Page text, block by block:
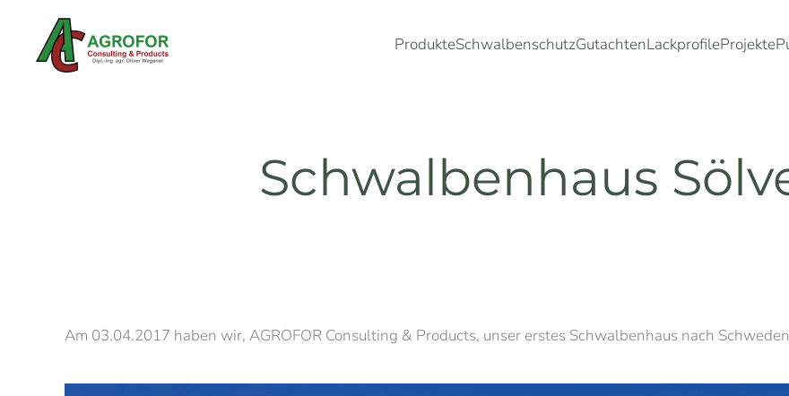
Skip to main content ProdukteSchwalbenschutzGutachtenLackprofileProjekte
Schwalbenhaus
Am 03.04.2017 haben wir, AGROFOR Consulting & Products, unser erstes Schwalbenhaus nach